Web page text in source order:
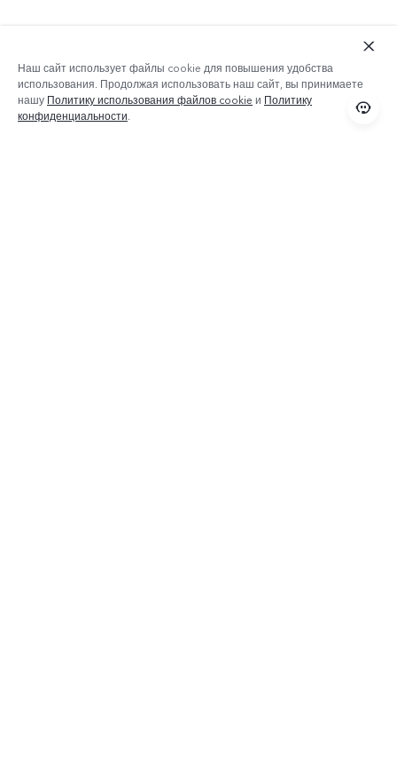
Наш сайт использует файлы cookie для повышения удобства
использования. Продолжая использовать наш сайт, вы принимаете
нашу Политику использования файлов cookie и Политику
конфиденциальности.